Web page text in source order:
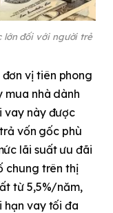
lớn đối với người trẻ
đơn vị tiên phong
nhà dành
vay này được
vốn gốc phù
lãi suất ưu đãi
chung trên thị
từ 5,5%/năm,
hạn vay tối đa